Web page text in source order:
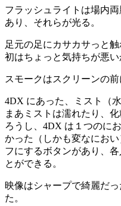
フラッシュライトは場内
あり、それらが光る。
足元の足にカサカサっと
初はちょっと気持ちが悪い
スモークはスクリーンの
4DX にあった、ミスト（
まあミストは濡れたり、
ろうし、4DX は１つのに
かった（しかも変なにお
フにするボタンがあり、
とができる。
映像はシャープで綺麗だ
た。